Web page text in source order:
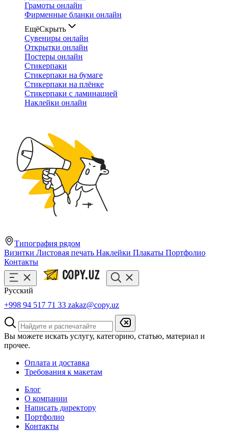
Грамоты онлайн
Фирменные бланки онлайн
ЕщёСкрыть
Сувениры онлайн
Открытки онлайн
Постеры онлайн
Стикерпаки
Стикерпаки на бумаге
Стикерпаки на плёнке
Стикерпаки с ламинацией
Наклейки онлайн
Типография рядом
Визитки Листовая печать Наклейки Плакаты Портфолио
Контакты
Русский
+998 94 517 71 33 zakaz@copy.uz
Вы можете искать услугу, категорию, статью, материал и
прочее.
Оплата и доставка
Требования к макетам
Блог
О компании
Написать директору
Портфолио
Контакты